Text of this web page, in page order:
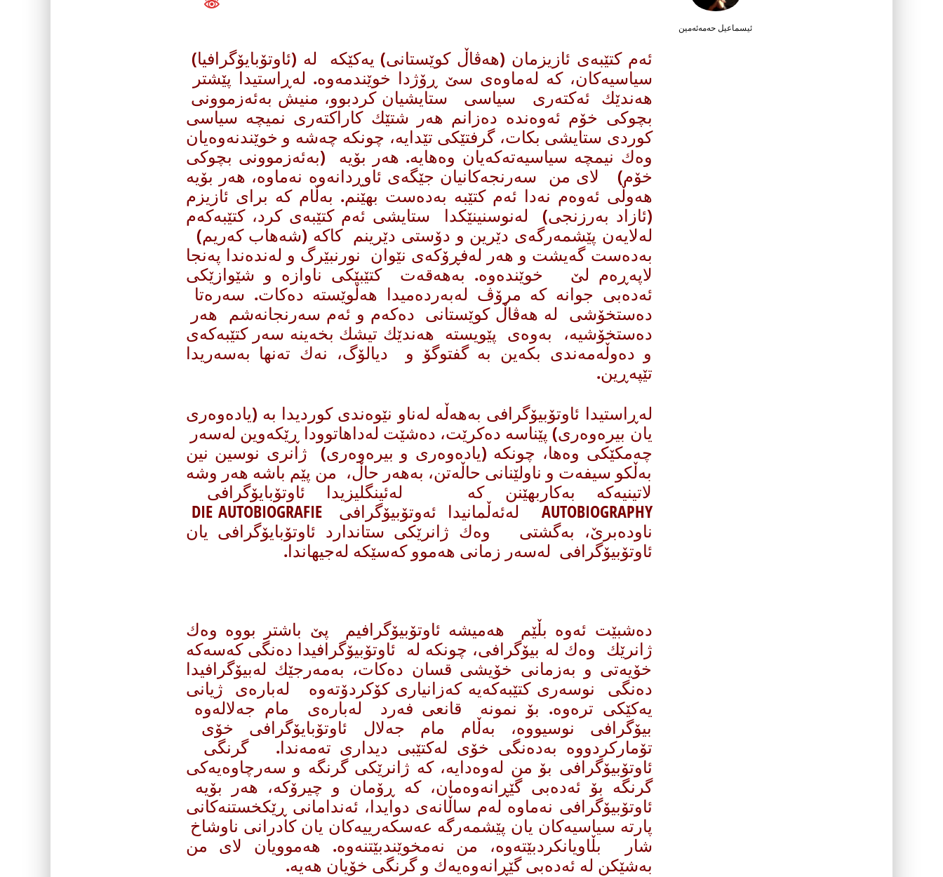
ئیسماعیل حه‌مه‌ئه‌مین
ئه‌م كتێبه‌ی ئازیزمان (هه‌ڤاڵ كوێستانی) یه‌كێكه‌ له‌ (ئاوتۆ‌بایۆگرافیا)
سیاسیه‌كان، كه‌ له‌ماوه‌ی سێ ڕۆژدا خوێندمه‌وه‌. له‌ڕاستیدا پێشتر
هه‌ندێك ئه‌كته‌ری‌ سیاسی ‌ ستایشیان كردبوو، منیش به‌ئه‌زموونی
بچوكی خۆم ئه‌وه‌نده‌ ده‌زانم هه‌ر شتێك كاراكته‌ری نمیچه‌ سیاسی
كوردی ستایشی بكات، گرفتێكی تێدایه‌، چونكه‌ چه‌شه‌ و خوێندنه‌وه‌یان
وه‌ك نیمچه‌ سیاسیه‌ته‌كه‌یان وه‌هایه‌. هه‌ر بۆیه‌ (به‌ئه‌زموونی بچوكی
خۆم) لای من سه‌رنجه‌كانیان جێگه‌ی ئاوڕدانه‌وه‌ نه‌ماوه‌، هه‌ر بۆیه‌
هه‌وڵی ئه‌وه‌م نه‌دا ئه‌م كتێبه‌ به‌ده‌ست بهێنم. به‌ڵام كه‌ برای ئازیزم
(ئازاد به‌رزنجی) له‌نوسنینێكدا ستایشی ئه‌م كتێبه‌ی كرد، كتێبه‌كه‌م
له‌لایه‌ن پێشمه‌رگه‌ی دێرین و دۆستی دێرینم كاكه‌ (شه‌هاب كه‌ریم)
به‌ده‌ست گه‌یشت و هه‌ر له‌فڕۆكه‌ی نێوان نورنبێر‌گ و له‌نده‌ندا په‌نجا
لاپه‌ڕه‌م لێ خوێنده‌وه‌. به‌هه‌قه‌ت كتێبێكی ناوازه‌ و شێوازێكی
ئه‌ده‌بی جوانه كه‌ مرۆڤ له‌به‌رده‌میدا هه‌ڵوێسته‌ ده‌كات‌. سه‌ره‌تا
ده‌ستخۆشی له هه‌ڤاڵ ‌كوێستانی ده‌كه‌م و ئه‌م سه‌رنجانه‌شم هه‌ر
ده‌ستخۆشیه‌، به‌وه‌ی پێویسته‌ هه‌ندێك تیشك بخه‌ینه‌ سه‌ر كتێبه‌كه‌ی
و ده‌وڵه‌مه‌ندی بكه‌ین به‌ گفتوگۆ و دیالۆگ، نه‌ك ته‌نها به‌سه‌ریدا
تێپه‌ڕین.
له‌ڕاستیدا ئاوتۆبیۆگرافی ‌به‌هه‌ڵه‌ له‌ناو نێوه‌ندی كوردیدا به‌ (یاده‌وه‌ری
یان بیره‌وه‌ری) پێناسه‌ ده‌كرێت، ده‌شێت له‌داهاتوودا ڕێكه‌وین له‌سه‌ر
چه‌مكێكی وه‌ها، چونكه‌ (یاده‌وه‌ری و بیره‌وه‌ری) ژانری نوسین نین
به‌ڵكو سیفه‌ت و ناولێنانی حاڵه‌تن، به‌هه‌ر حاڵ، من پێم باشه‌ هه‌ر وشه‌
لاتینیه‌كه‌ به‌كاربهێنن كه‌ له‌ئینگلیزیدا ئاوتۆبایۆگرافی
ناوده‌برێ، به‌گشتی وه‌ك ژانرێكی ستاندارد ئاوتۆبایۆگرافی یان
ئاوتۆبیۆگرافی له‌سه‌ر زمانی هه‌موو كه‌سێكه‌ له‌جیهاندا.
ده‌شبێت ئه‌وه‌ بڵێم هه‌میشه‌ ئاوتۆبیۆگرافیم پێ باشتر بووه‌ وه‌ك
ژانرێك وه‌ك له‌ بیۆگرافی، چونكه‌ له ‌ئاوتۆبیۆگرافیدا ده‌نگی كه‌سه‌كه‌
خۆیه‌تی و به‌زمانی خۆیشی قسان ده‌كات، به‌مه‌رجێك له‌بیۆگرافیدا
ده‌نگی نوسه‌ری كتێبه‌كه‌یه‌ كه‌زانیاری كۆكردۆته‌وه‌ له‌باره‌ی ژیانی
یه‌كێكی تره‌وه‌. بۆ نمونه‌ قانعی فه‌رد له‌باره‌ی مام جه‌لاله‌وه‌
بیۆگرافی نوسیووه‌، به‌ڵام مام جه‌لال ئاوتۆبایۆگرافی خۆی
تۆماركردووه‌ به‌ده‌نگی خۆی له‌كتێبی دیداری ته‌مه‌ندا. گرنگی
ئاوتۆبیۆگرافی بۆ من له‌وه‌دایه‌، كه ‌ژانرێكی گرنگه‌ و سه‌رچاوه‌یه‌كی
گرنگه‌ بۆ ئه‌ده‌بی گێڕانه‌وه‌مان‌، كه ‌ڕۆمان و چیرۆكه‌‌، هه‌ر بۆیه‌
ئاوتۆبیۆگرافی نه‌ماوه‌ ‌له‌م ساڵانه‌ی دوایدا، ئه‌ندامانی ڕێكخستنه‌كانی
پارته‌ سیاسیه‌كان یان پێشمه‌رگه‌ عه‌سكه‌رییه‌كان یان كادرانی ناوشاخ
شار بڵاویانكردبێته‌وه‌، من نه‌مخوێندبێتنه‌وه‌. هه‌موویان لای من
به‌شێكن له‌ ئه‌ده‌بی گێڕانه‌وه‌یه‌ك و ‌گرنگی خۆیان هه‌یه‌.